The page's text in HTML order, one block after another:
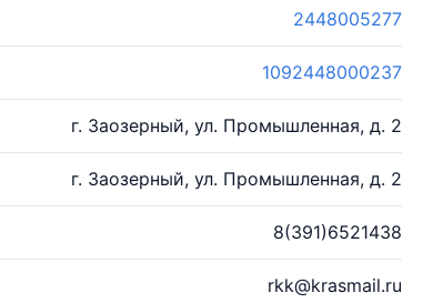
2448005277
1092448000237
г. Заозерный, ул. Промышленная, д. 2
г. Заозерный, ул. Промышленная, д. 2
8(391)6521438
rkk@krasmail.ru